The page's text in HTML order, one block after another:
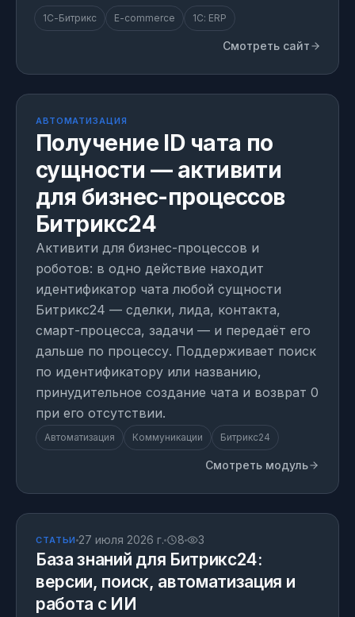
1С-Битрикс E-commerce 1С: ERP
Смотреть сайт
АВТОМАТИЗАЦИЯ
Получение ID чата по
сущности — активити
для бизнес-процессов
Битрикс24
Активити для бизнес-процессов и
роботов: в одно действие находит
идентификатор чата любой сущности
Битрикс24 — сделки, лида, контакта,
смарт-процесса, задачи — и передаёт его
дальше по процессу. Поддерживает поиск
по идентификатору или названию,
принудительное создание чата и возврат 0
при его отсутствии.
Автоматизация Коммуникации Битрикс24
Смотреть модуль
СТАТЬИ 27 июля 2026 г. 8 3
База знаний для Битрикс24:
версии, поиск, автоматизация и
работа с ИИ